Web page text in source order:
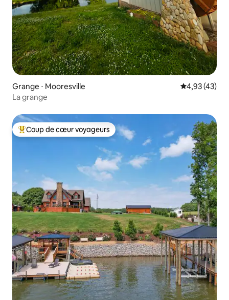
Grange ⋅ Mooresville Évaluation
4,93 (43)
La grange
Coups de cœur voyageurs les plus appréciés
Coup de cœur voyageurs